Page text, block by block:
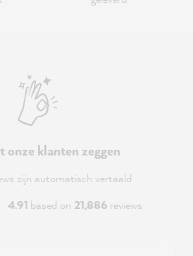
onze klanten zeggen
zijn automatisch vertaald
4.91 based on 21,886 reviews